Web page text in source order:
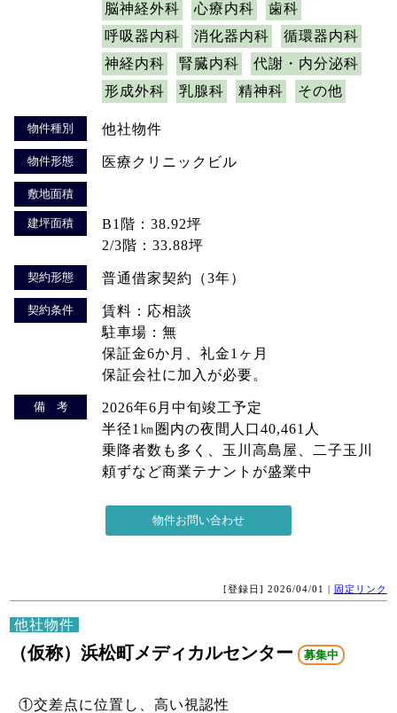
脳神経外科
心療内科
歯科
呼吸器内科
消化器内科
循環器内科
神経内科
腎臓内科
代謝・内分泌科
形成外科
乳腺科 精神科 その他
物件種別 他社物件
物件形態 医療クリニックビル
敷地面積
建坪面積
B1階：38.92坪
2/3階：33.88坪
契約形態 普通借家契約（3年）
契約条件
賃料：応相談
駐車場：無
保証金6か月、礼金1ヶ月
保証会社に加入が必要。
備 考
2026年6月中旬竣工予定
半径1㎞圏内の夜間人口40,461人
乗降者数も多く、玉川高島屋、二子玉川
頼ずなど商業テナントが盛業中
[登録日] 2026/04/01 | 固定リンク
他社物件
（仮称）浜松町メディカルセンター 募集中
①交差点に位置し、高い視認性